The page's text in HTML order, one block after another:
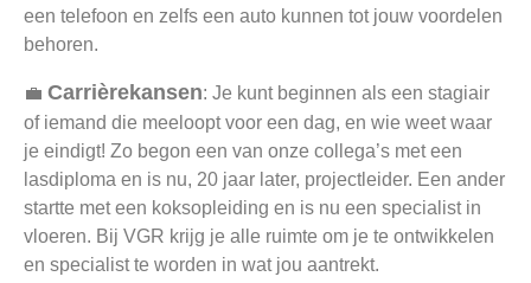
een telefoon en zelfs een auto kunnen tot jouw voordelen
behoren.
💼 Carrièrekansen: Je kunt beginnen als een stagiair
of iemand die meeloopt voor een dag, en wie weet waar
je eindigt! Zo begon een van onze collega’s met een
lasdiploma en is nu, 20 jaar later, projectleider. Een ander
startte met een koksopleiding en is nu een specialist in
vloeren. Bij VGR krijg je alle ruimte om je te ontwikkelen
en specialist te worden in wat jou aantrekt.